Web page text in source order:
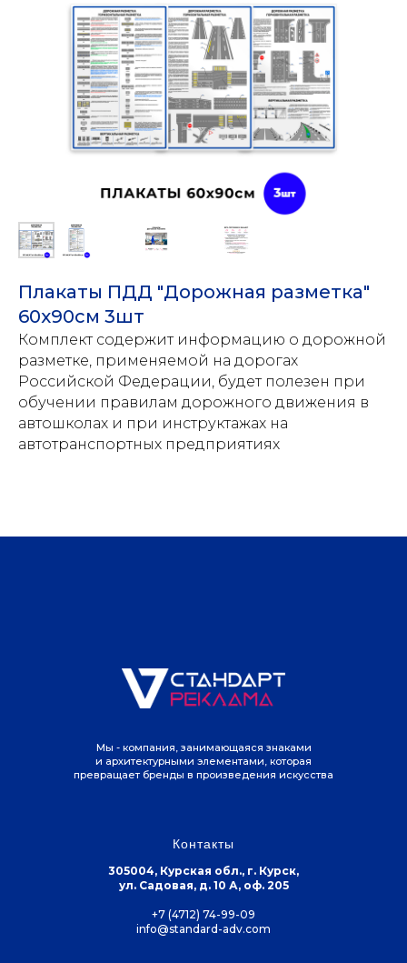
Плакаты ПДД "Дорожная разметка"
60х90см 3шт
Комплект содержит информацию о дорожной
разметке, применяемой на дорогах
Российской Федерации, будет полезен при
обучении правилам дорожного движения в
автошколах и при инструктажах на
автотранспортных предприятиях
Мы - компания, занимающаяся знаками
и архитектурными элементами, которая
превращает бренды в произведения искусства
Контакты
305004, Курская обл., г. Курск,
ул. Садовая, д. 10 А, оф. 205
+7 (4712) 74-99-09
info@standard-adv.com